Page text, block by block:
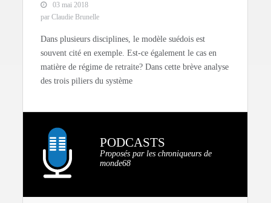
03 mai 2018
par Claudie Brunelle
Dans plusieurs disciplines, le modèle suédois est
souvent cité en exemple. Est-ce également le cas en
matière de régime de retraite? Dans cette brève analyse
des trois piliers du système
PODCASTS
Proposés par les chroniqueurs de
monde68